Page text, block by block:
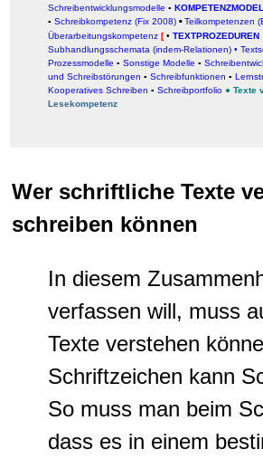
Schreibentwicklungsmodelle ▪
▪ Schreibkompetenz (Fix 2008) ▪Teilkompetenzen
Überarbeitungskompetenz [• TEXTPROZEDUREN
Subhandlungsschemata (indem-Relationen) •
Prozessmodelle ▪ Sonstige Modelle ▪
und Schreibstörungen ▪ Schreibfunktionen ▪
Kooperatives Schreiben ▪ Schreibportfolio ● Texte
Lesekompetenz
Wer schriftliche Texte
schreiben können
In diesem
verfassen will, muss
Texte verstehen
Schriftzeichen kann
So muss man beim
dass es in einem